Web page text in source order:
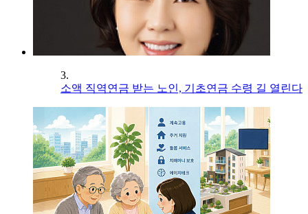
3.
소액 직역연금 받는 노인, 기초연금 수령 길 열린다